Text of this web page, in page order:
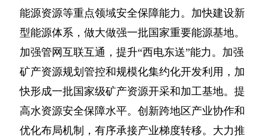
能源资源等重点领域安全保障能力。加快建设新
型能源体系，做大做强一批国家重要能源基地。
加强管网互联互通，提升“西电东送”能力。加强
矿产资源规划管控和规模化集约化开发利用，加
快形成一批国家级矿产资源开采和加工基地。提
高水资源安全保障水平。创新跨地区产业协作和
优化布局机制，有序承接产业梯度转移。大力推